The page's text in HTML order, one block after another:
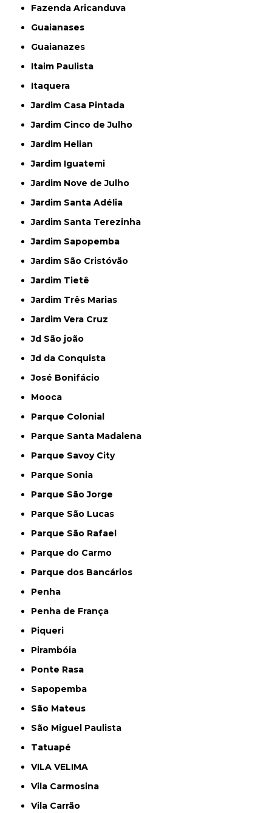
Fazenda Aricanduva
Guaianases
Guaianazes
Itaim Paulista
Itaquera
Jardim Casa Pintada
Jardim Cinco de Julho
Jardim Helian
Jardim Iguatemi
Jardim Nove de Julho
Jardim Santa Adélia
Jardim Santa Terezinha
Jardim Sapopemba
Jardim São Cristóvão
Jardim Tietê
Jardim Três Marias
Jardim Vera Cruz
Jd São joão
Jd da Conquista
José Bonifácio
Mooca
Parque Colonial
Parque Santa Madalena
Parque Savoy City
Parque Sonia
Parque São Jorge
Parque São Lucas
Parque São Rafael
Parque do Carmo
Parque dos Bancários
Penha
Penha de França
Piqueri
Pirambóia
Ponte Rasa
Sapopemba
São Mateus
São Miguel Paulista
Tatuapé
VILA VELIMA
Vila Carmosina
Vila Carrão